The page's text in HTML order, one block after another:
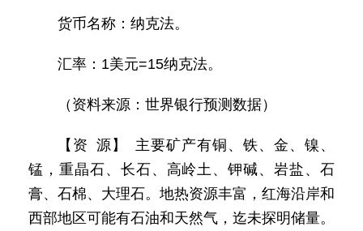
货币名称：纳克法。
汇率：1美元=15纳克法。
（资料来源：世界银行预测数据）
【资 源】 主要矿产有铜、铁、金、镍、
锰，重晶石、长石、高岭土、钾碱、岩盐、石
膏、石棉、大理石。地热资源丰富，红海沿岸和
西部地区可能有石油和天然气，迄未探明储量。